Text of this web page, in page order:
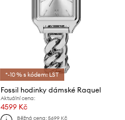
*-10 % s kódem: LST
Fossil hodinky dámské Raquel
Aktuální cena:
4599 Kč
Běžná cena:5699 Kč